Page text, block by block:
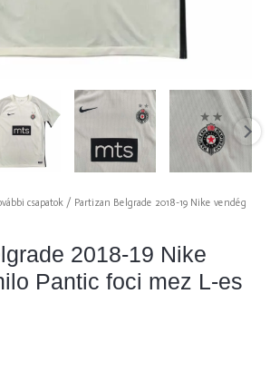
csapatok / Partizan Belgrade 2018-19 Nike vendég
2018-19 Nike
Pantic foci mez L-es